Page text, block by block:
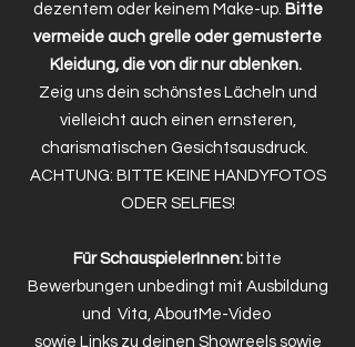
dezentem oder keinem Make-up. Bitte
vermeide auch grelle oder gemusterte
Kleidung, die von dir nur ablenken.
Zeig uns dein schönstes Lächeln und
vielleicht auch einen ernsteren,
charismatischen Gesichtsausdruck.
ACHTUNG: BITTE KEINE HANDYFOTOS
ODER SELFIES!
Für SchauspielerInnen: bitte
Bewerbungen unbedingt mit Ausbildung
und Vita, AboutMe-Video
sowie Links zu deinen Showreels sowie